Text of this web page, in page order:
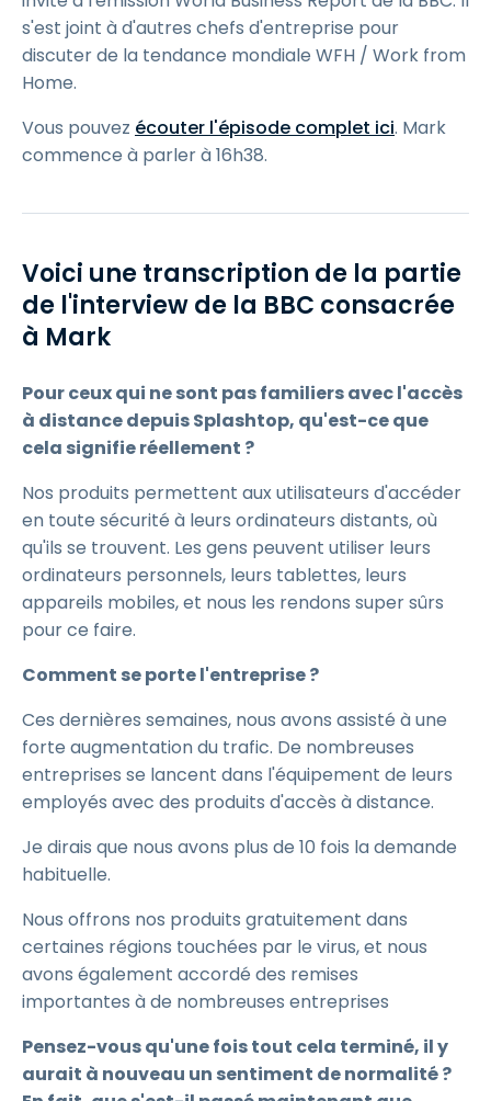
s'est joint à d'autres chefs d'entreprise pour
discuter de la tendance mondiale WFH / Work from
Home.
Vous pouvez écouter l'épisode complet ici. Mark
commence à parler à 16h38.
Voici une transcription de la partie
de l'interview de la BBC consacrée
à Mark
Pour ceux qui ne sont pas familiers avec l'accès
à distance depuis Splashtop, qu'est-ce que
cela signifie réellement ?
Nos produits permettent aux utilisateurs d'accéder
en toute sécurité à leurs ordinateurs distants, où
qu'ils se trouvent. Les gens peuvent utiliser leurs
ordinateurs personnels, leurs tablettes, leurs
appareils mobiles, et nous les rendons super sûrs
pour ce faire.
Comment se porte l'entreprise ?
Ces dernières semaines, nous avons assisté à une
forte augmentation du trafic. De nombreuses
entreprises se lancent dans l'équipement de leurs
employés avec des produits d'accès à distance.
Je dirais que nous avons plus de 10 fois la demande
habituelle.
Nous offrons nos produits gratuitement dans
certaines régions touchées par le virus, et nous
avons également accordé des remises
importantes à de nombreuses entreprises
Pensez-vous qu'une fois tout cela terminé, il y
aurait à nouveau un sentiment de normalité ?